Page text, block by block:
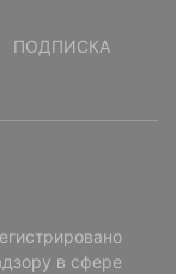
ПОДПИСКА
в сфере